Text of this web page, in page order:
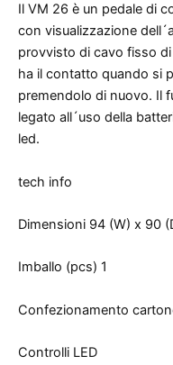
Il VM 26 è un pedale di
con visualizzazione
provvisto di cavo fisso
ha il contatto quando si
premendolo di nuovo. Il
legato all´uso della
led.
tech info
Dimensioni 94 (W) x 90
Imballo (pcs) 1
Confezionamento
Controlli LED